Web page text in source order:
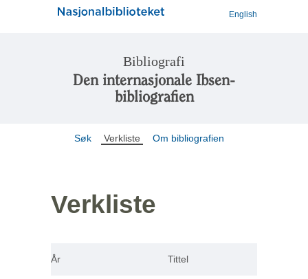
English
Bibliografi
Den internasjonale Ibsen-
bibliografien
Søk Verkliste Om bibliografien
Verkliste
År Tittel